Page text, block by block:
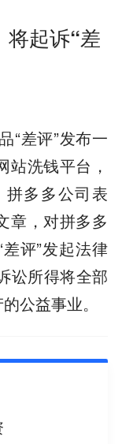
将起诉“差
“差评”发布一
洗钱平台，
多多公司表
章，对拼多多
评”发起法律
讼所得将全部
公益事业。